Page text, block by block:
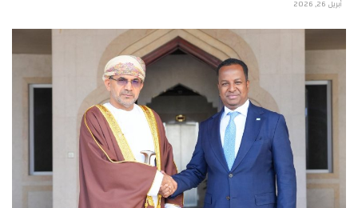
أبريل 26, 2026